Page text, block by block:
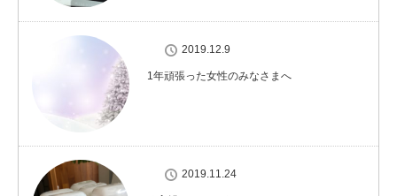
2019.12.9
1年頑張った女性のみなさまへ
2019.11.24